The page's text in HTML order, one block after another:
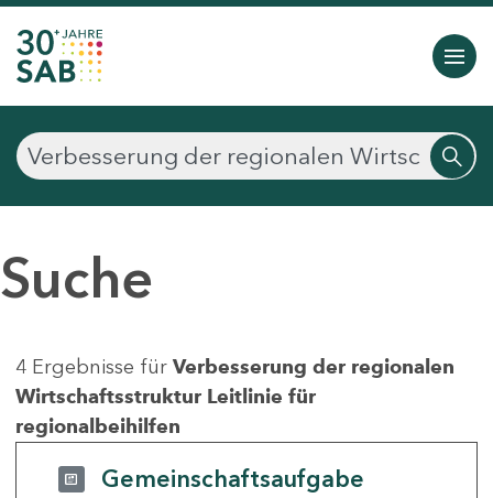
Suche
4 Ergebnisse für Verbesserung der regionalen
Wirtschaftsstruktur Leitlinie für
regionalbeihilfen
Gemeinschaftsaufgabe